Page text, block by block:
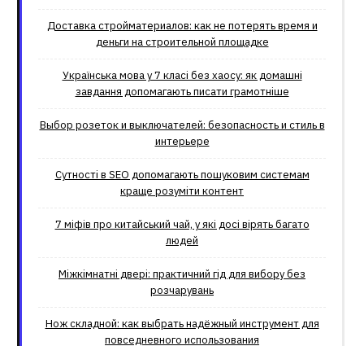
Доставка стройматериалов: как не потерять время и
деньги на строительной площадке
Українська мова у 7 класі без хаосу: як домашні
завдання допомагають писати грамотніше
Выбор розеток и выключателей: безопасность и стиль в
интерьере
Сутності в SEO допомагають пошуковим системам
краще розуміти контент
7 міфів про китайський чай, у які досі вірять багато
людей
Міжкімнатні двері: практичний гід для вибору без
розчарувань
Нож складной: как выбрать надёжный инструмент для
повседневного использования